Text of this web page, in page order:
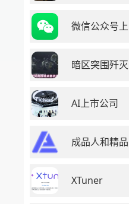
微信公众号上
暗区突围歼灭
AI上市公司
成品人和精品
XTuner